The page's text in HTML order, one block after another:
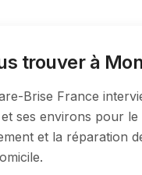
trouver à
Brise France
ses environs pour le
et la réparation